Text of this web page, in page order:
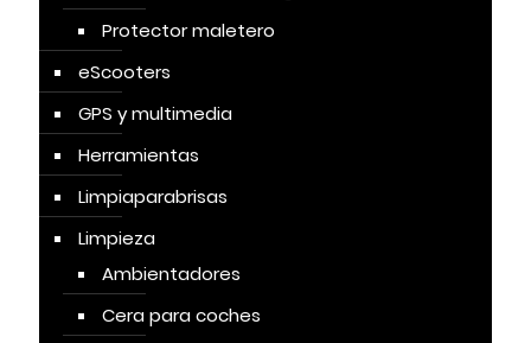
Protector maletero
eScooters
GPS y multimedia
Herramientas
Limpiaparabrisas
Limpieza
Ambientadores
Cera para coches